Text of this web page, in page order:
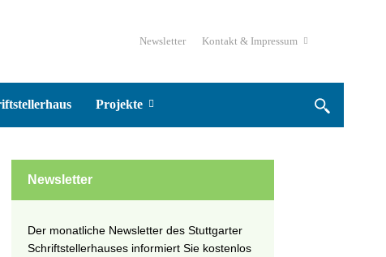
Newsletter Kontakt & Impressum
Projekte
Newsletter
Der monatliche Newsletter des Stuttgarter
Schriftstellerhauses informiert Sie kostenlos